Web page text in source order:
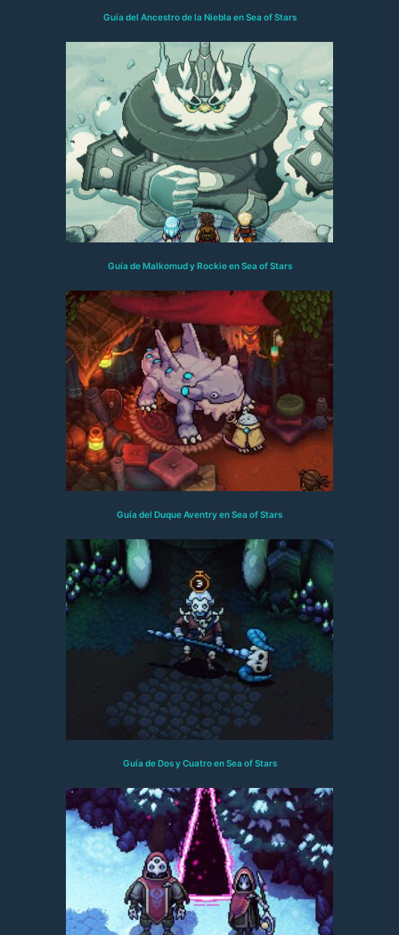
Guía del Ancestro de la Niebla en Sea of Stars
Guía de Malkomud y Rockie en Sea of Stars
Guía del Duque Aventry en Sea of Stars
Guía de Dos y Cuatro en Sea of Stars